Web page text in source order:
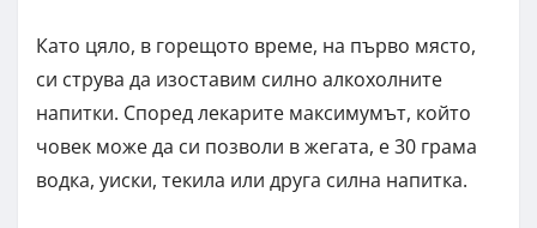
Като цяло, в горещото време, на първо място,
си струва да изоставим силно алкохолните
напитки. Според лекарите максимумът, който
човек може да си позволи в жегата, е 30 грама
водка, уиски, текила или друга силна напитка.